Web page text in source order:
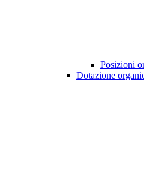
Posizioni
Dotazione